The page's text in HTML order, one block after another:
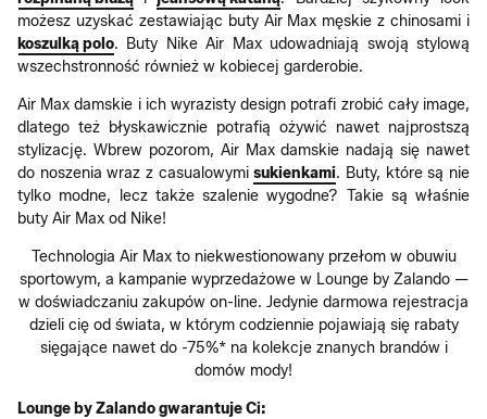
możesz uzyskać zestawiając buty Air Max męskie z chinosami i
koszulką polo. Buty Nike Air Max udowadniają swoją stylową
wszechstronność również w kobiecej garderobie.
Air Max damskie i ich wyrazisty design potrafi zrobić cały image,
dlatego też błyskawicznie potrafią ożywić nawet najprostszą
stylizację. Wbrew pozorom, Air Max damskie nadają się nawet
do noszenia wraz z casualowymisukienkami. Buty, które są nie
tylko modne, lecz także szalenie wygodne? Takie są właśnie
buty Air Max od Nike!
Technologia Air Max to niekwestionowany przełom w obuwiu
sportowym, a kampanie wyprzedażowe w Lounge by Zalando —
w doświadczaniu zakupów on-line. Jedynie darmowa rejestracja
dzieli cię od świata, w którym codziennie pojawiają się rabaty
sięgające nawet do -75%* na kolekcje znanych brandów i
domów mody!
Lounge by Zalando gwarantuje Ci: